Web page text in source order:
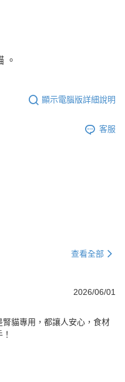
。
顯示電腦版詳細說明
客服
查看全部
2026/06/01
貓專用，都讓人安心，食材